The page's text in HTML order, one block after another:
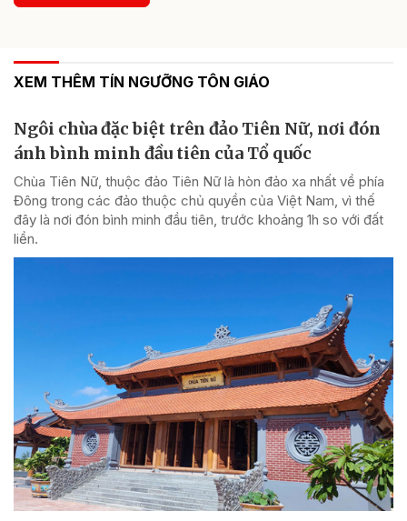
XEM THÊM TÍN NGƯỠNG TÔN GIÁO
Ngôi chùa đặc biệt trên đảo Tiên Nữ, nơi đón
ánh bình minh đầu tiên của Tổ quốc
Chùa Tiên Nữ, thuộc đảo Tiên Nữ là hòn đảo xa nhất về phía
Đông trong các đảo thuộc chủ quyền của Việt Nam, vì thế
đây là nơi đón bình minh đầu tiên, trước khoảng 1h so với đất
liền.